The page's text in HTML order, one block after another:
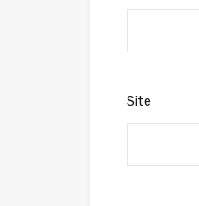
Site